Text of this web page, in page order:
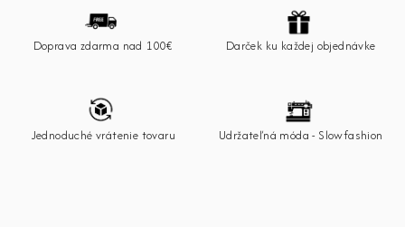
Doprava zdarma nad 100€ Darček ku každej objednávke
Jednoduché vrátenie tovaru Udržateľná móda - Slowfashion